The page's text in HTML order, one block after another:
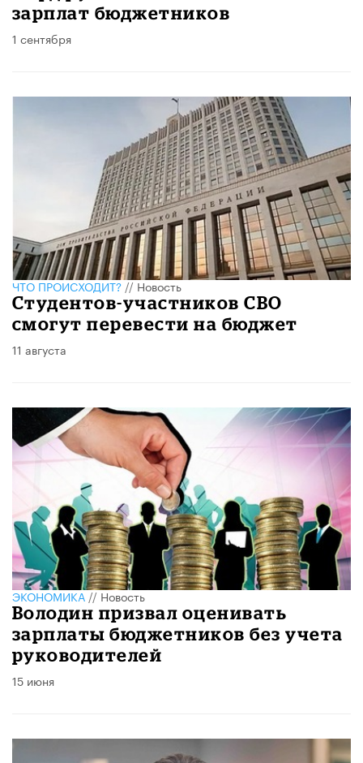
зарплат бюджетников
1 сентября
ЧТО ПРОИСХОДИТ?//Новость
Студентов-участников СВО
смогут перевести на бюджет
11 августа
ЭКОНОМИКА//Новость
Володин призвал оценивать
зарплаты бюджетников без учета
руководителей
15 июня